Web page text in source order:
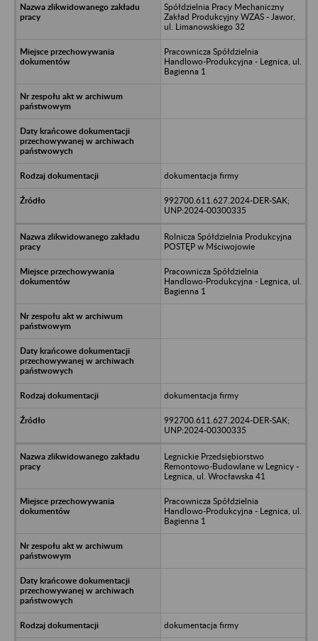
Spółdzielnia Pracy Mechaniczny
Zakład Produkcyjny WZAS - Jawor,
ul. Limanowskiego 32
Pracownicza Spółdzielnia
Handlowo-Produkcyjna - Legnica, ul.
Bagienna 1
dokumentacja firmy
992700.611.627.2024-DER-SAK;
UNP:2024-00300335
Rolnicza Spółdzielnia Produkcyjna
POSTĘP w Mściwojowie
Pracownicza Spółdzielnia
Handlowo-Produkcyjna - Legnica, ul.
Bagienna 1
dokumentacja firmy
992700.611.627.2024-DER-SAK;
UNP:2024-00300335
Legnickie Przedsiębiorstwo
Remontowo-Budowlane w Legnicy -
Legnica, ul. Wrocławska 41
Pracownicza Spółdzielnia
Handlowo-Produkcyjna - Legnica, ul.
Bagienna 1
dokumentacja firmy